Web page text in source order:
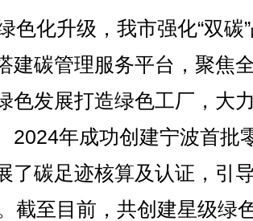
色化升级，我市强化“双碳
建碳管理服务平台，聚焦
色发展打造绿色工厂，大
2024年成功创建宁波首批
了碳足迹核算及认证，引
截至目前，共创建星级绿